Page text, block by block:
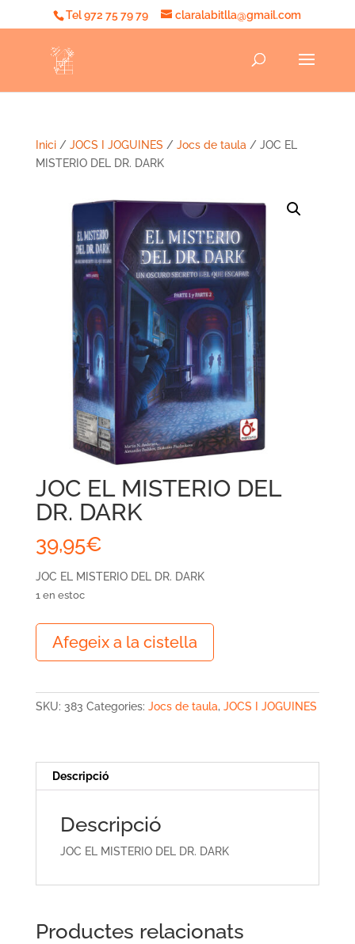
Tel 972 75 79 79 claralabitlla@gmail.com
Inici/ JOCS I JOGUINES / Jocs de taula / JOC EL
MISTERIO DEL DR. DARK
JOC EL MISTERIO DEL
DR. DARK
39,95€
JOC EL MISTERIO DEL DR. DARK
1 en estoc
quantitat
MISTERIO
Afegeix a la cistella
SKU: 383 Categories: Jocs de taula, JOCS I JOGUINES
Descripció
Descripció
JOC EL MISTERIO DEL DR. DARK
Productes relacionats